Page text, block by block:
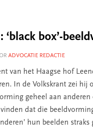
‘black box’-
ADVOCATIE REDACTIE
van het Haagse hof
In de Volkskrant zei hij
geheel aan
dat die
hun beelden